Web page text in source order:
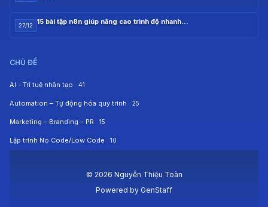
27/12 15 bài tập n8n giúp nâng cao trình độ nhanh…
CHỦ ĐỀ
AI - Trí tuệ nhân tạo 41
Automation – Tự động hóa quy trình 25
Marketing – Branding – PR 15
Lập trình No Code/Low Code 10
© 2026 Nguyễn Thiệu Toàn
Powered by GenStaff